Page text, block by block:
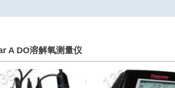
A DO溶解氧测量仪